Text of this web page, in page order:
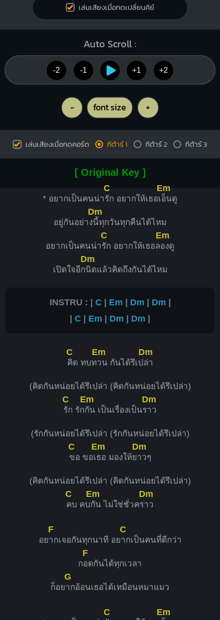
เล่นเสียงเมื่อกดเปลี่ยนคีย์
Auto Scroll :
-2 -1 +1 +2
- font size +
เล่นเสียงเมื่อกดคอร์ด กีต้าร์ 1 กีต้าร์ 2 กีต้าร์ 3
[ Original Key ]
* อยากเป็นคนน่า
C
รัก อยากให้เธอเ
Em
อ็นดู
อยู่กันอย่าง
Dm
นี้ทุกวันทุกคืนได้ไหม
อยากเป็นคนน่า
C
รัก อยากให้เธอล
Em
องดู
เปิดใจอีก
Dm
นิดแล้วคิดถึงกันได้ไหม
INSTRU : | C | Em | Dm | Dm |
| C | Em | Dm | Dm |
C
คิด ทบท
Em
วน กันได้รึเป
Dm
ล่า
(คิดกันหน่อยได้รึเปล่า (คิดกันหน่อยได้รึเปล่า)
C
รัก รัก
Em
กัน เป็นเรื่องเป็นร
Dm
าว
(รักกันหน่อยได้รึเปล่า (รักกันหน่อยได้รึเปล่า)
C
ขอ ขอเ
Em
ธอ มองให้ย
Dm
าวๆ
(คิดกันหน่อยได้รึเปล่า (คิดกันหน่อยได้รึเปล่า)
C
คบ คบ
Em
กัน ไม่ใช่ชั่วคร
Dm
าว
อย
F
ากเจอกันทุกนาที อย
C
ากเป็นคนที่ดีกว่า
ก
F
อดกันได้ทุกเวลา
ก็อย
G
ากอ้อนเธอได้เหมือนหมาแมว
C Em